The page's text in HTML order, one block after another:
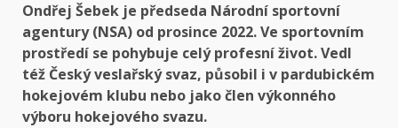
Ondřej Šebek je předseda Národní sportovní
agentury (NSA) od prosince 2022. Ve sportovním
prostředí se pohybuje celý profesní život. Vedl
též Český veslařský svaz, působil i v pardubickém
hokejovém klubu nebo jako člen výkonného
výboru hokejového svazu.